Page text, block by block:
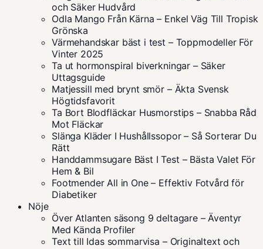
och Säker Hudvård
Odla Mango Från Kärna – Enkel Väg Till Tropisk
Grönska
Värmehandskar bäst i test – Toppmodeller För
Vinter 2025
Ta ut hormonspiral biverkningar – Säker
Uttagsguide
Matjessill med brynt smör – Äkta Svensk
Högtidsfavorit
Ta Bort Blodfläckar Husmorstips – Snabba Råd
Mot Fläckar
Slänga Kläder I Hushållssopor – Så Sorterar Du
Rätt
Handdammsugare Bäst I Test – Bästa Valet För
Hem & Bil
Footmender All in One – Effektiv Fotvård för
Diabetiker
Nöje
Över Atlanten säsong 9 deltagare – Äventyr
Med Kända Profiler
Text till Idas sommarvisa – Originaltext och